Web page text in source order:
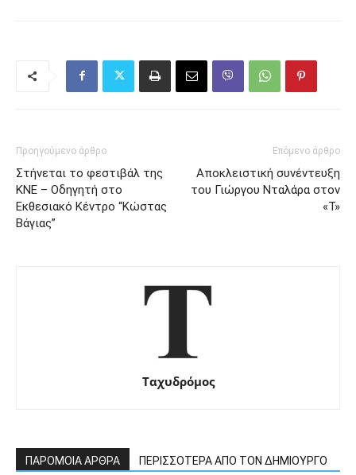
Προηγούμενο άρθρο
Στήνεται το φεστιβάλ της
ΚΝΕ – Οδηγητή στο
Εκθεσιακό Κέντρο “Κώστας
Βάγιας”
Επόμενο άρθρο
Αποκλειστική συνέντευξη
του Γιώργου Νταλάρα στον
«Τ»
Ταχυδρόμος
ΠΑΡΟΜΟΙΑ ΑΡΘΡΑ ΠΕΡΙΣΣΟΤΕΡΑ ΑΠΟ ΤΟΝ ΔΗΜΙΟΥΡΓΟ